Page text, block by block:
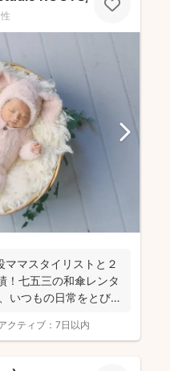
ママスタイリストと２
七五三の和傘レンタ
いつもの日常をとび
クティブ： 7日以内